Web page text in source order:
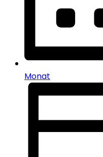
Monat